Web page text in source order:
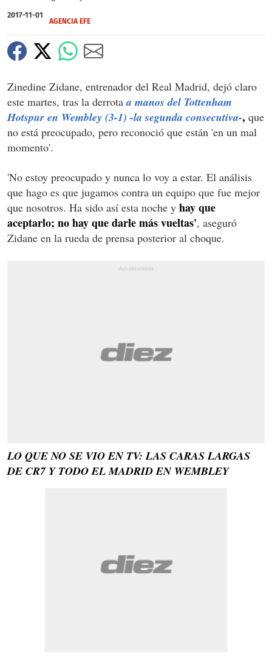
2017-11-01
AGENCIA EFE
Zinedine Zidane, entrenador del Real Madrid, dejó claro
este martes, tras la derrotaa manos del Tottenham
Hotspur en Wembley (3-1) -la segunda consecutiva-, que
no está preocupado, pero reconoció que están 'en un mal
momento'.
'No estoy preocupado y nunca lo voy a estar. El análisis
que hago es que jugamos contra un equipo que fue mejor
que nosotros. Ha sido así esta noche y hay que
aceptarlo; no hay que darle más vueltas', aseguró
Zidane en la rueda de prensa posterior al choque.
LO QUE NO SE VIO EN TV: LAS CARAS LARGAS
DE CR7 Y TODO EL MADRID EN WEMBLEY